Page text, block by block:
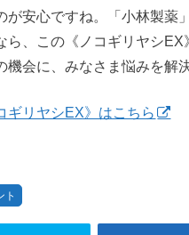
が安心ですね。「小林製薬
ら、この《ノコギリヤシ
機会に、みなさま悩みを解
ギリヤシEX》はこちら
ト